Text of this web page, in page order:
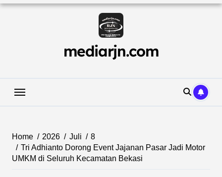
Skip
mediarjn.com
Home 2026 Juli
8
Tri Adhianto Dorong Event Jajanan Pasar Jadi Motor
UMKM di Seluruh Kecamatan Bekasi